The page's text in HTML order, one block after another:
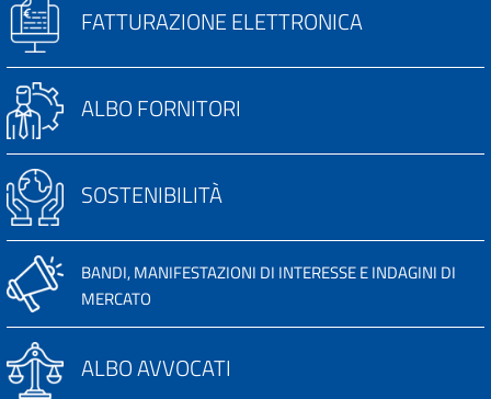
FATTURAZIONE ELETTRONICA
ALBO FORNITORI
SOSTENIBILITÀ
BANDI, MANIFESTAZIONI DI INTERESSE E INDAGINI DI
MERCATO
ALBO AVVOCATI